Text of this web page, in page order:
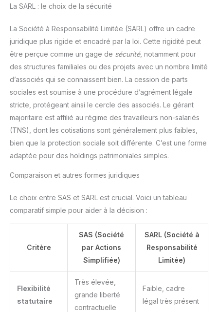
La SARL : le choix de la sécurité
La Société à Responsabilité Limitée (SARL) offre un cadre
juridique plus rigide et encadré par la loi. Cette rigidité peut
être perçue comme un gage de sécurité, notamment pour
des structures familiales ou des projets avec un nombre limité
d’associés qui se connaissent bien. La cession de parts
sociales est soumise à une procédure d’agrément légale
stricte, protégeant ainsi le cercle des associés. Le gérant
majoritaire est affilié au régime des travailleurs non-salariés
(TNS), dont les cotisations sont généralement plus faibles,
bien que la protection sociale soit différente. C’est une forme
adaptée pour des holdings patrimoniales simples.
Comparaison et autres formes juridiques
Le choix entre SAS et SARL est crucial. Voici un tableau
comparatif simple pour aider à la décision :
Critère
SAS (Société
par Actions
Simplifiée)
SARL (Société à
Responsabilité
Limitée)
Flexibilité
statutaire
Très élevée,
grande liberté
contractuelle
Faible, cadre
légal très présent